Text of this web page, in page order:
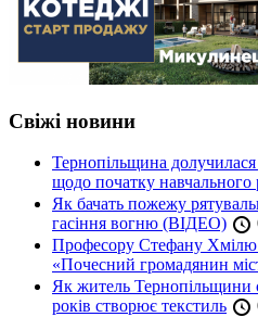
Свіжі новини
Тернопільщина
щодо початку навчального
Як бачать пожежу
гасіння вогню (ВІДЕО)
Професору Стефану Хмілю
«Почесний громадянин
Як житель Тернопільщини
років створює текстиль